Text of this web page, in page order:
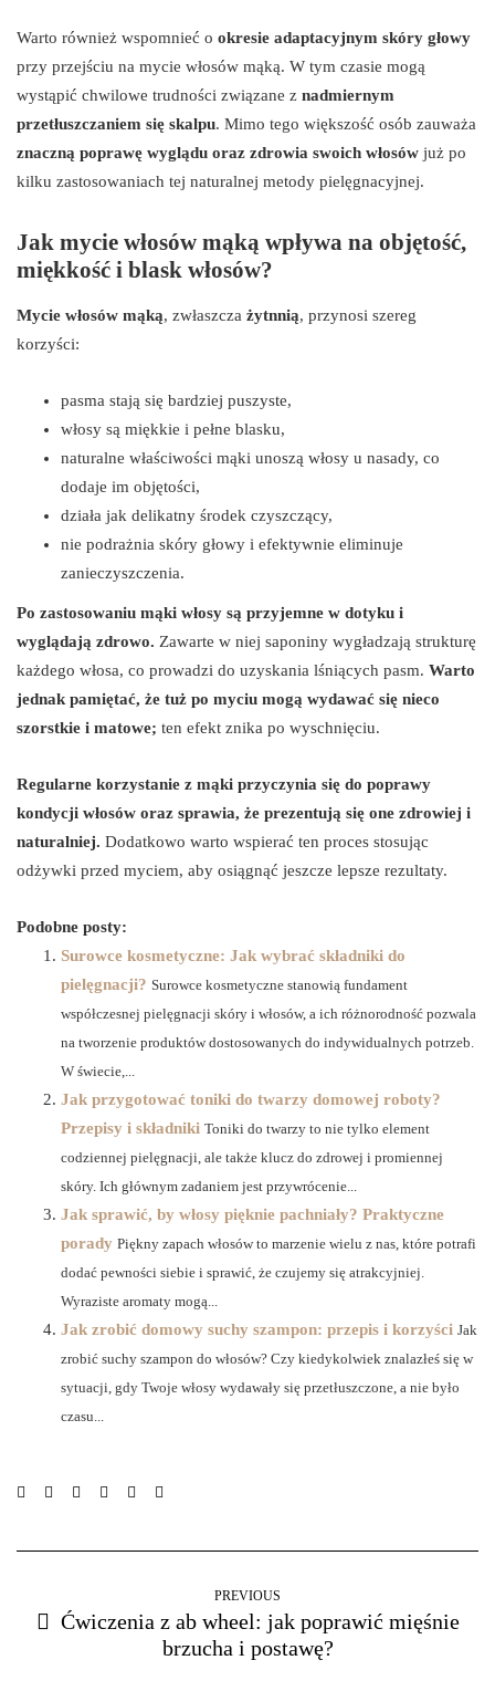
Warto również wspomnieć o okresie adaptacyjnym skóry głowy
przy przejściu na mycie włosów mąką. W tym czasie mogą
wystąpić chwilowe trudności związane z nadmiernym
przetłuszczaniem się skalpu. Mimo tego większość osób zauważa
znaczną poprawę wyglądu oraz zdrowia swoich włosów już po
kilku zastosowaniach tej naturalnej metody pielęgnacyjnej.
Jak mycie włosów mąką wpływa na objętość,
miękkość i blask włosów?
Mycie włosów mąką, zwłaszcza żytnnią, przynosi szereg
korzyści:
pasma stają się bardziej puszyste,
włosy są miękkie i pełne blasku,
naturalne właściwości mąki unoszą włosy u nasady, co
dodaje im objętości,
działa jak delikatny środek czyszczący,
nie podrażnia skóry głowy i efektywnie eliminuje
zanieczyszczenia.
Po zastosowaniu mąki włosy są przyjemne w dotyku i
wyglądają zdrowo. Zawarte w niej saponiny wygładzają strukturę
każdego włosa, co prowadzi do uzyskania lśniących pasm. Warto
jednak pamiętać, że tuż po myciu mogą wydawać się nieco
szorstkie i matowe; ten efekt znika po wyschnięciu.
Regularne korzystanie z mąki przyczynia się do poprawy
kondycji włosów oraz sprawia, że prezentują się one zdrowiej i
naturalniej. Dodatkowo warto wspierać ten proces stosując
odżywki przed myciem, aby osiągnąć jeszcze lepsze rezultaty.
Podobne posty:
Surowce kosmetyczne: Jak wybrać składniki do
pielęgnacji? Surowce kosmetyczne stanowią fundament
współczesnej pielęgnacji skóry i włosów, a ich różnorodność pozwala
na tworzenie produktów dostosowanych do indywidualnych potrzeb.
W świecie,...
Jak przygotować toniki do twarzy domowej roboty?
Przepisy i składniki Toniki do twarzy to nie tylko element
codziennej pielęgnacji, ale także klucz do zdrowej i promiennej
skóry. Ich głównym zadaniem jest przywrócenie...
Jak sprawić, by włosy pięknie pachniały? Praktyczne
porady Piękny zapach włosów to marzenie wielu z nas, które potrafi
dodać pewności siebie i sprawić, że czujemy się atrakcyjniej.
Wyraziste aromaty mogą...
Jak zrobić domowy suchy szampon: przepis i korzyści Jak
zrobić suchy szampon do włosów? Czy kiedykolwiek znalazłeś się w
sytuacji, gdy Twoje włosy wydawały się przetłuszczone, a nie było
czasu...
PREVIOUS
Ćwiczenia z ab wheel: jak poprawić mięśnie
brzucha i postawę?